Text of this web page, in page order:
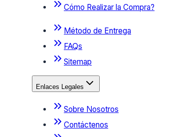
Cómo Realizar la Compra?
Método de Entrega
FAQs
Sitemap
Enlaces Legales
Sobre Nosotros
Contáctenos